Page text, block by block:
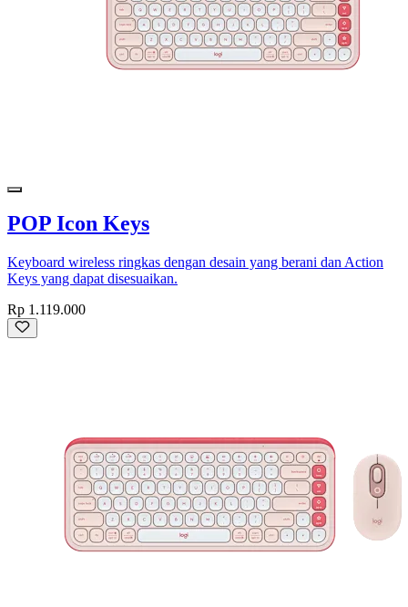
POP Icon Keys
Keyboard wireless ringkas dengan desain yang berani dan Action
Keys yang dapat disesuaikan.
Rp 1.119.000